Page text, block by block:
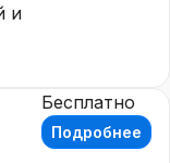
и
Бесплатно
Подробнее